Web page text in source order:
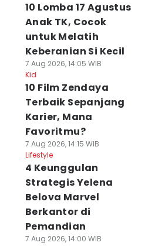
10 Lomba 17 Agustus
Anak TK, Cocok
untuk Melatih
Keberanian Si Kecil
7 Aug 2026, 14:05 WIB
Kid
10 Film Zendaya
Terbaik Sepanjang
Karier, Mana
Favoritmu?
7 Aug 2026, 14:15 WIB
Lifestyle
4 Keunggulan
Strategis Yelena
Belova Marvel
Berkantor di
Pemandian
7 Aug 2026, 14:00 WIB